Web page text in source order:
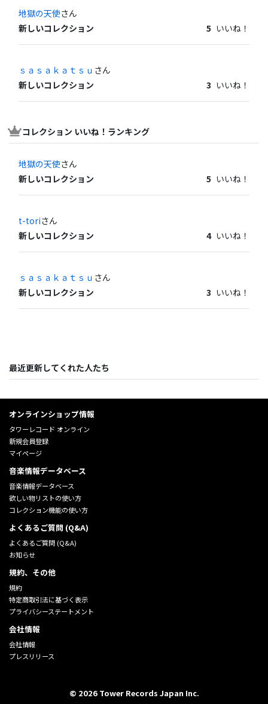
地獄の天使さん
新しいコレクション
5 いいね！
ｓａｓａｋａｔｓｕ さん
新しいコレクション
3 いいね！
コレクション いいね！ランキング
地獄の天使さん
新しいコレクション
5 いいね！
t-toriさん
新しいコレクション
4 いいね！
ｓａｓａｋａｔｓｕ さん
新しいコレクション
3 いいね！
最近更新してくれた人たち
オンラインショップ情報
タワーレコード オンライン
新規会員登録
マイページ
音楽情報データベース
音楽情報データベース
欲しい物リストの使い方
コレクション機能の使い方
よくあるご質問 (Q&A)
よくあるご質問 (Q&A)
お知らせ
規約、その他
規約
特定商取引法に基づく表示
プライバシーステートメント
会社情報
会社情報
プレスリリース
© 2026Tower Records Japan Inc.